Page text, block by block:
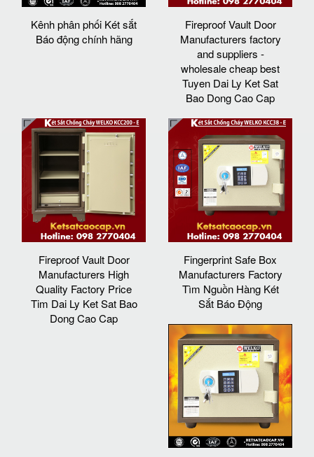
Kênh phân phối Két sắt
Báo động chính hãng
Fireproof Vault Door
Manufacturers factory
and suppliers -
wholesale cheap best
Tuyen Dai Ly Ket Sat
Bao Dong Cao Cap
Fireproof Vault Door
Manufacturers High
Quality Factory Price
Tim Dai Ly Ket Sat Bao
Dong Cao Cap
Fingerprint Safe Box
Manufacturers Factory
Tìm Nguồn Hàng Két
Sắt Báo Động